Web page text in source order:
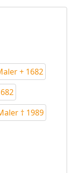
+ 1682
† 1989